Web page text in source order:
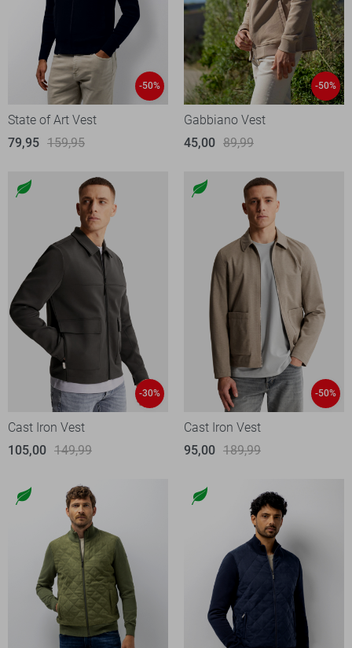
-50%
State of Art Vest
79,95 159,95
-50%
Gabbiano Vest
45,00 89,99
-30%
Cast Iron Vest
105,00 149,99
-50%
Cast Iron Vest
95,00 189,99